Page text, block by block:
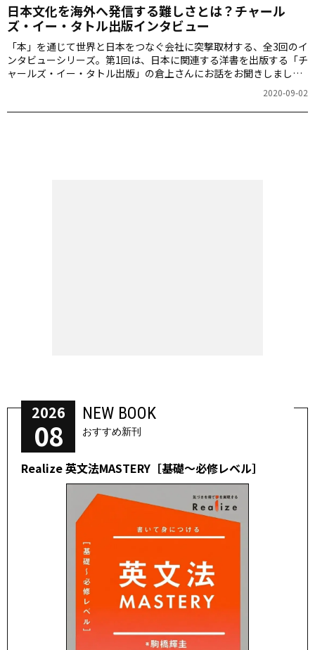
日本文化を海外へ発信する難しさとは？チャール
ズ・イー・タトル出版インタビュー
「本」を通じて世界と日本をつなぐ会社に突撃取材する、全3回のイ
ンタビューシリーズ。第1回は、日本に関連する洋書を出版する「チ
ャールズ・イー・タトル出版」の倉上さんにお話をお聞きしまし
2020-09-02
2026
08
NEW BOOK
おすすめ新刊
Realize 英文法MASTERY［基礎～必修レベル］